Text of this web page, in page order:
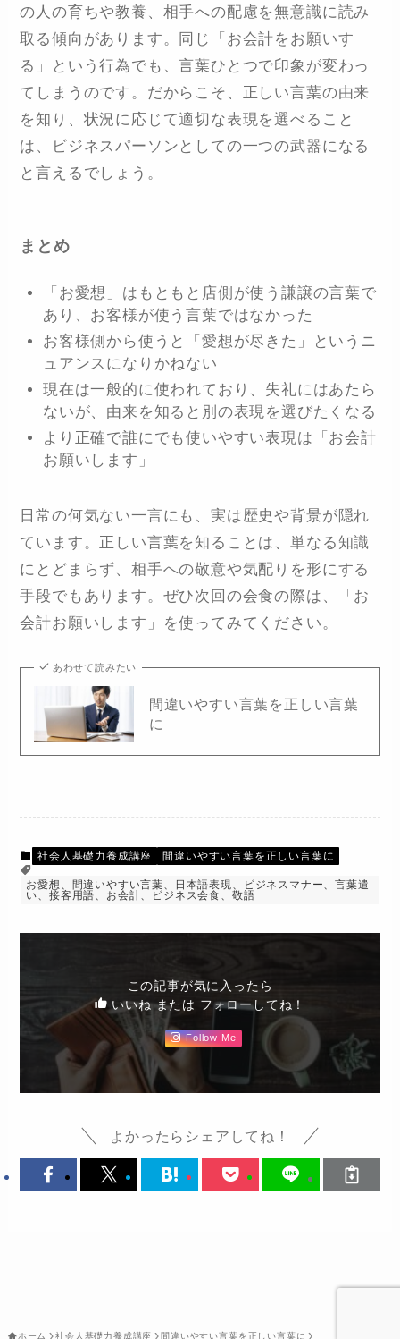
の人の育ちや教養、相手への配慮を無意識に読み
取る傾向があります。同じ「お会計をお願いす
る」という行為でも、言葉ひとつで印象が変わっ
てしまうのです。だからこそ、正しい言葉の由来
を知り、状況に応じて適切な表現を選べること
は、ビジネスパーソンとしての一つの武器になる
と言えるでしょう。
まとめ
「お愛想」はもともと店側が使う謙譲の言葉で
あり、お客様が使う言葉ではなかった
お客様側から使うと「愛想が尽きた」というニ
ュアンスになりかねない
現在は一般的に使われており、失礼にはあたら
ないが、由来を知ると別の表現を選びたくなる
より正確で誰にでも使いやすい表現は「お会計
お願いします」
日常の何気ない一言にも、実は歴史や背景が隠れ
ています。正しい言葉を知ることは、単なる知識
にとどまらず、相手への敬意や気配りを形にする
手段でもあります。ぜひ次回の会食の際は、「お
会計お願いします」を使ってみてください。
あわせて読みたい
間違いやすい言葉を正しい言葉
に
社会人基礎力養成講座 間違いやすい言葉を正しい言葉に
お愛想、間違いやすい言葉、日本語表現、ビジネスマナー、言葉遣
い、接客用語、お会計、ビジネス会食、敬語
この記事が気に入ったら
いいね または フォローしてね！
よかったらシェアしてね！
ホーム 社会人基礎力養成講座 間違いやすい言葉を正しい言葉に